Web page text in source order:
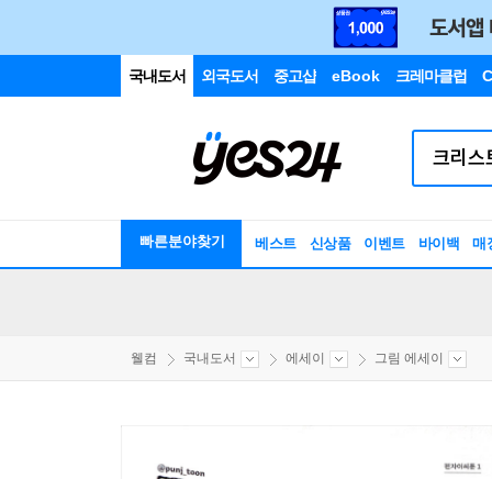
국내도서 외국도서 중고샵 eBook 크레마클럽
빠른분야찾기 베스트 신상품 이벤트 바이백 매
웰컴 국내도서 에세이 그림 에세이